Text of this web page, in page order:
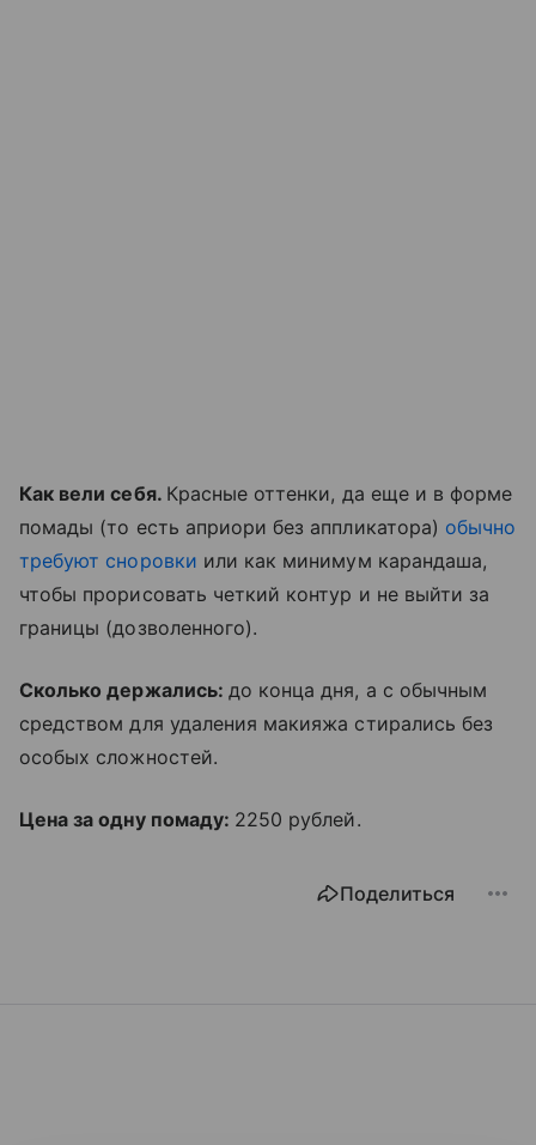
Как вели себя. Красные оттенки, да еще и в форме
помады (то есть априори без аппликатора) обычно
требуют сноровки или как минимум карандаша,
чтобы прорисовать четкий контур и не выйти за
границы (дозволенного).
Сколько держались: до конца дня, а с обычным
средством для удаления макияжа стирались без
особых сложностей.
Цена за одну помаду: 2250 рублей.
Поделиться